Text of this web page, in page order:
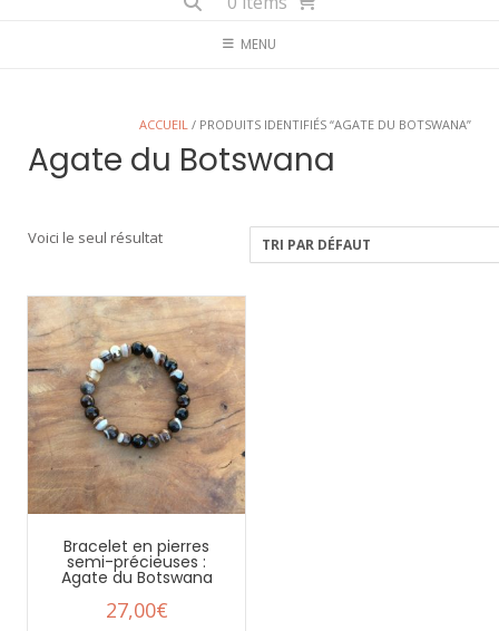
MENU
ACCUEIL / PRODUITS IDENTIFIÉS “AGATE DU BOTSWANA”
Agate du Botswana
Voici le seul résultat
Bracelet en pierres
semi-précieuses :
Agate du Botswana
27,00€